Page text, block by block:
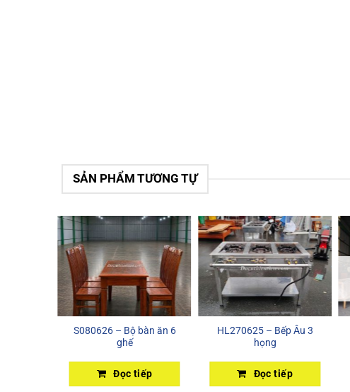
SẢN PHẨM TƯƠNG TỰ
S080626 – Bộ bàn ăn 6
ghế
Đọc tiếp
HL270625 – Bếp Âu 3
họng
Đọc tiếp